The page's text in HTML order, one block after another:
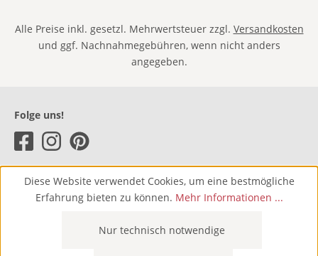
Alle Preise inkl. gesetzl. Mehrwertsteuer zzgl. Versandkosten
und ggf. Nachnahmegebühren, wenn nicht anders
angegeben.
Folge uns!
Diese Website verwendet Cookies, um eine bestmögliche
Erfahrung bieten zu können. Mehr Informationen ...
Nur technisch notwendige